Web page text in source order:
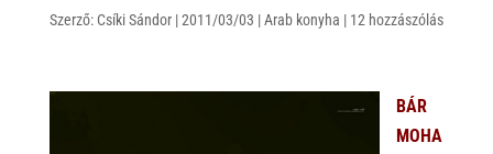
Szerző: Csíki Sándor|2011/03/03 |Arab konyha | 12 hozzászólás
BÁR
MOHA